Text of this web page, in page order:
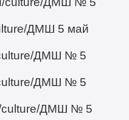
ДМШ 5 май
ДМШ № 5
ДМШ № 5
culture/ДМШ № 5